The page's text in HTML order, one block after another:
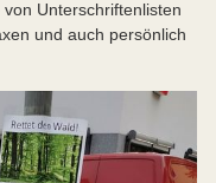
Unterschriftenlisten
und auch persönlich